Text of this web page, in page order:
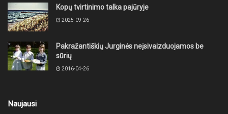
Kopų tvirtinimo talka pajūryje
2025-09-26
Pakražantiškių Jurginės neįsivaizduojamos be
sūrių
2016-04-26
Naujausi